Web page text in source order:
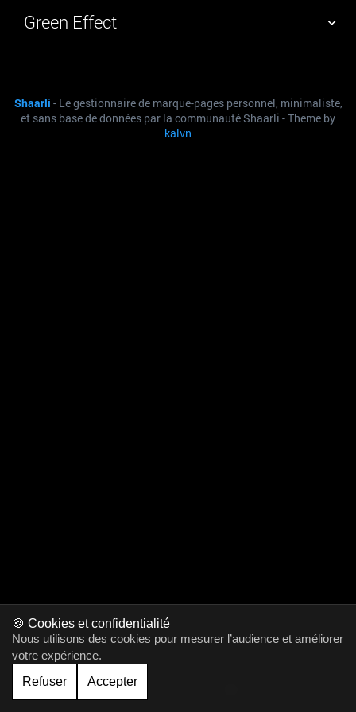
Green Effect
QUOTIDIEN RECHERCHER
Shaarli - Le gestionnaire de marque-pages personnel, minimaliste,
et sans base de données par la communauté Shaarli - Theme by
kalvn
🍪 Cookies et confidentialité
Nous utilisons des cookies pour mesurer l’audience et améliorer
votre expérience.
Refuser
Accepter